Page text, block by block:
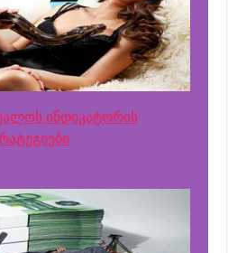
ინდიკატორის